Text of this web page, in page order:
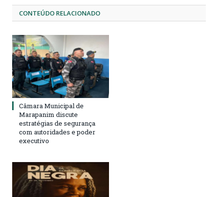
CONTEÚDO RELACIONADO
Câmara Municipal de
Marapanim discute
estratégias de segurança
com autoridades e poder
executivo